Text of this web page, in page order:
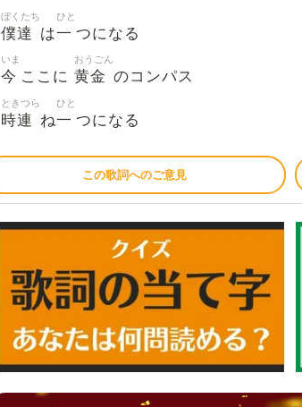
僕達
ぼくたち
は一
ひと
つになる
今
いま
ここに 黄金
おうごん
のコンパス
時連
ときつら
ね一
ひと
つになる
この歌詞へのご意見